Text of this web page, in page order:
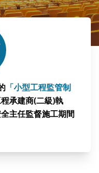
「小型工程監管制
承建商(二級)執
主任監督施工期間